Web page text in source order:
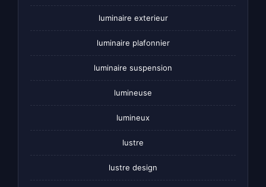
luminaire exterieur
luminaire plafonnier
luminaire suspension
lumineuse
lumineux
lustre
lustre design